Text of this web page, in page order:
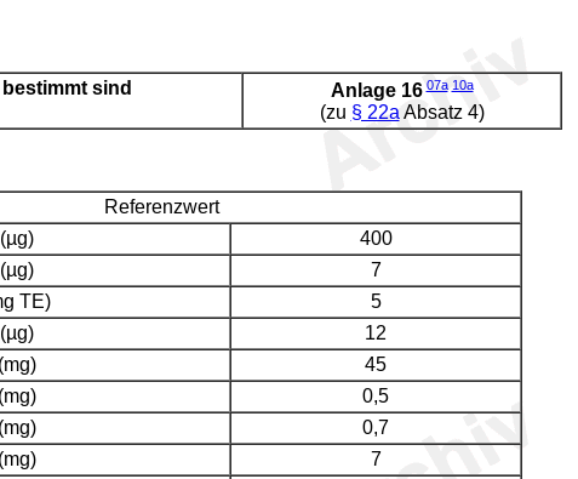
sind Anlage 16 07a 10a
(zu § 22a Absatz 4)
Referenzwert
(µg)
400
(µg)
7
TE)
5
(µg)
12
(mg)
45
(mg)
0,5
(mg)
0,7
(mg)
7